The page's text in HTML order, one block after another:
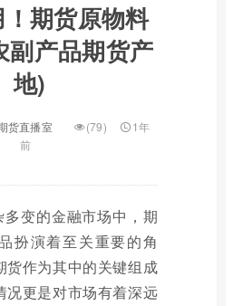
期货原物料
副产品期货产
地)
货直播室 (79)
1年
前
变的金融市场中，期
扮演着至关重要的角
货作为其中的关键组成
况更是对市场有着深远